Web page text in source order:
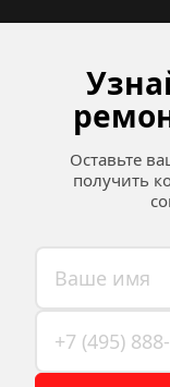
Оставьте
получить